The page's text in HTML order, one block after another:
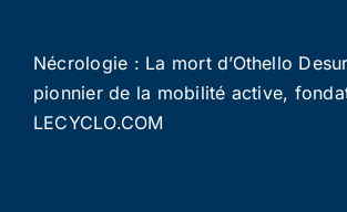
Nécrologie : La mort d’Othello
pionnier de la mobilité active,
LECYCLO.COM